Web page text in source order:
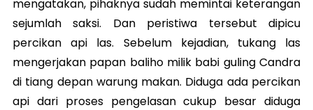
mengatakan, pihaknya sudah memintai keterangan
sejumlah saksi. Dan peristiwa tersebut dipicu
percikan api las. Sebelum kejadian, tukang las
mengerjakan papan baliho milik babi guling Candra
di tiang depan warung makan. Diduga ada percikan
api dari proses pengelasan cukup besar diduga